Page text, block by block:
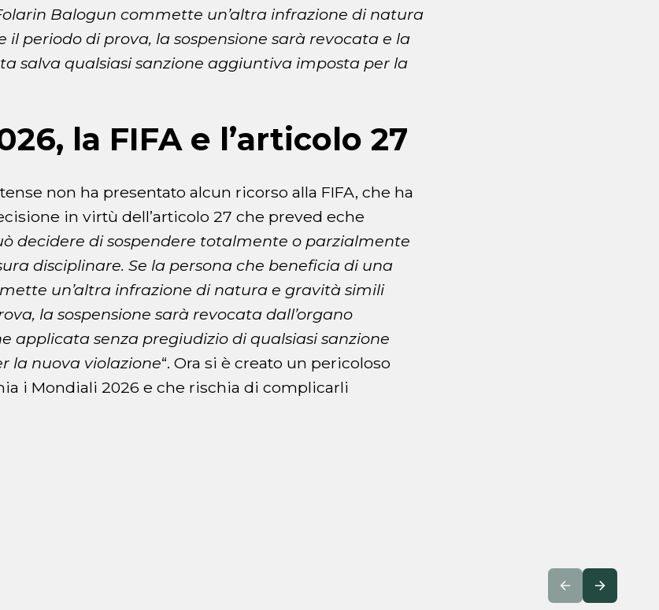
Balogun commette un’altra infrazione di natura
periodo di prova, la sospensione sarà revocata e la
salva qualsiasi sanzione aggiuntiva imposta per la
la FIFA e l’articolo 27
non ha presentato alcun ricorso alla FIFA, che ha
in virtù dell’articolo 27 che preved eche
decidere di sospendere totalmente o parzialmente
disciplinare. Se la persona che beneficia di una
un’altra infrazione di natura e gravità simili
la sospensione sarà revocata dall’organo
applicata senza pregiudizio di qualsiasi sanzione
la nuova violazione“. Ora si è creato un pericoloso
i Mondiali 2026 e che rischia di complicarli